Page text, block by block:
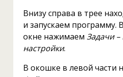
Внизу справа в трее
и запускаем программу.
окне нажимаем Задачи
настройки.
В окошке в левой части